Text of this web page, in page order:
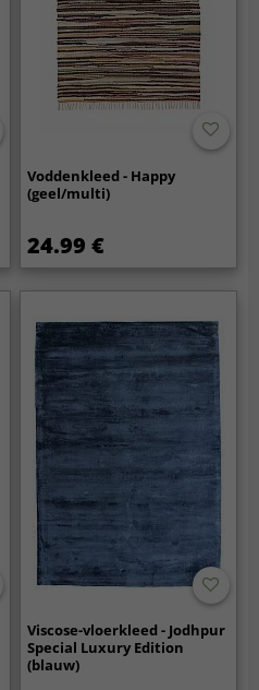
Voddenkleed - Happy
(geel/multi)
24.99 €
Viscose-vloerkleed - Jodhpur
Special Luxury Edition
(blauw)